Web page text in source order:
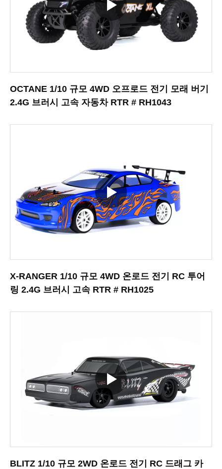
OCTANE 1/10 규모 4WD 오프로드 전기 모래 버기
2.4G 브러시 고속 자동차 RTR # RH1043
X-RANGER 1/10 규모 4WD 온로드 전기 RC 투어
링 2.4G 브러시 고속 RTR # RH1025
BLITZ 1/10 규모 2WD 온로드 전기 RC 드래그 카